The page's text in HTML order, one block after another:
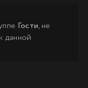
Гости, не
данной